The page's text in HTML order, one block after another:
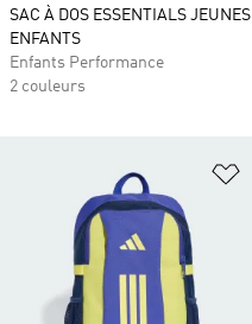
SAC À DOS ESSENTIALS JEUNES
ENFANTS
Enfants Performance
2 couleurs